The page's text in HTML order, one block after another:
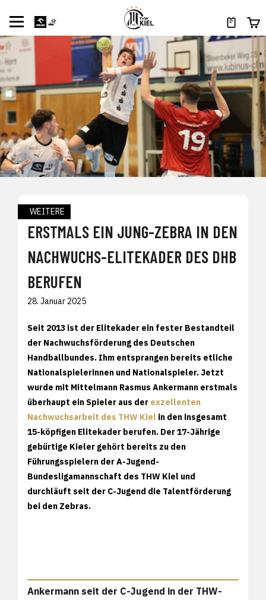
WEITERE
ERSTMALS EIN JUNG-ZEBRA IN DEN
NACHWUCHS-ELITEKADER DES DHB
BERUFEN
28. Januar 2025
Seit 2013 ist der Elitekader ein fester Bestandteil
der Nachwuchsförderung des Deutschen
Handballbundes. Ihm entsprangen bereits etliche
Nationalspielerinnen und Nationalspieler. Jetzt
wurde mit Mittelmann Rasmus Ankermann erstmals
überhaupt ein Spieler aus der exzellenten
Nachwuchsarbeit des THW Kiel in den insgesamt
15-köpfigen Elitekader berufen. Der 17-Jährige
gebürtige Kieler gehört bereits zu den
Führungsspielern der A-Jugend-
Bundesligamannschaft des THW Kiel und
durchläuft seit der C-Jugend die Talentförderung
bei den Zebras.
Ankermann seit der C-Jugend in der THW-